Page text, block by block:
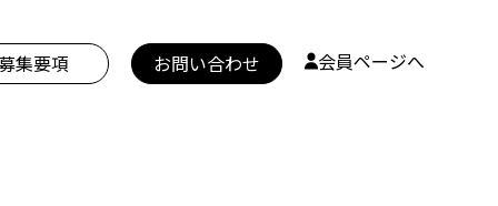
集要項 お問い合わせ 会員ページへ